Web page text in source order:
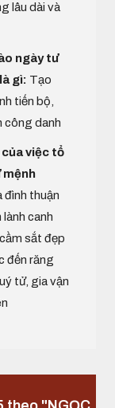
lâu dài và
ngày tư
gì: Tạo
tiến bộ,
công danh
của việc tổ
mệnh
đình thuận
lành canh
sắt đẹp
đến răng
tử, gia vận